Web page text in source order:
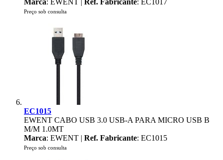
Marca: EWENT | Ref. Fabricante: EC1017
Preço sob consulta
EC1015
EWENT CABO USB 3.0 USB-A PARA MICRO USB B
M/M 1.0MT
Marca: EWENT | Ref. Fabricante: EC1015
Preço sob consulta